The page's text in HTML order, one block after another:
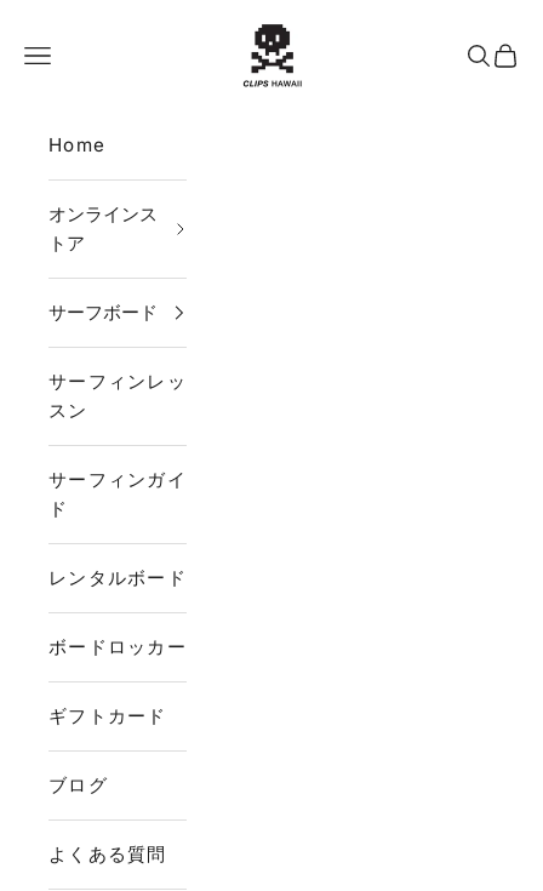
CLIPS HAWAII
メニュー
検索カー
Home
オンラインス
トア
サーフボード
サーフィンレッ
スン
サーフィンガイ
ド
レンタルボード
ボードロッカー
ギフトカード
ブログ
よくある質問